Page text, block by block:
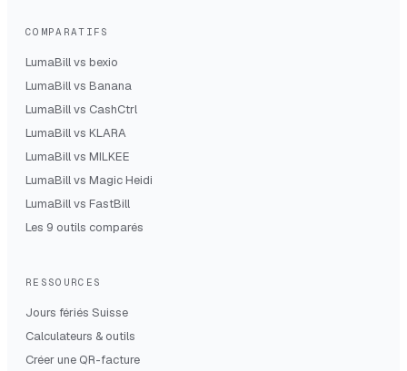
COMPARATIFS
LumaBill vs bexio
LumaBill vs Banana
LumaBill vs CashCtrl
LumaBill vs KLARA
LumaBill vs MILKEE
LumaBill vs Magic Heidi
LumaBill vs FastBill
Les 9 outils comparés
RESSOURCES
Jours fériés Suisse
Calculateurs & outils
Créer une QR-facture